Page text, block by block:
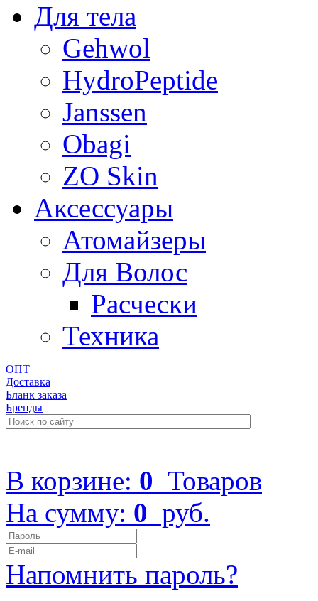
Для тела
Gehwol
HydroPeptide
Janssen
Obagi
ZO Skin
Aксессуары
Атомайзеры
Для Волос
Расчески
Техника
ОПТ
Доставка
Бланк заказа
Бренды
В корзине: 0 Товаров
На сумму: 0 руб.
Напомнить пароль?